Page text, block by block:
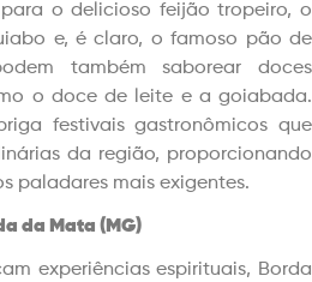
o delicioso feijão tropeiro, o
e, é claro, o famoso pão de
também saborear doces
o doce de leite e a goiabada.
festivais gastronômicos que
da região, proporcionando
paladares mais exigentes.
da Mata (MG)
experiências espirituais, Borda